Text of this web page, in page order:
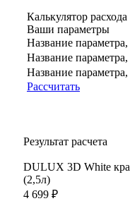
Калькулятор
Ваши параметры
Название
Название
Название
Рассчитать
Результат расчета
DULUX 3D White
(2,5л)
4 699 ₽